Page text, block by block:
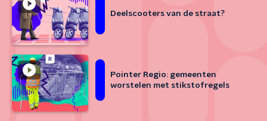
Deelscooters van de straat?
Pointer Regio: gemeenten
worstelen met stikstofregels